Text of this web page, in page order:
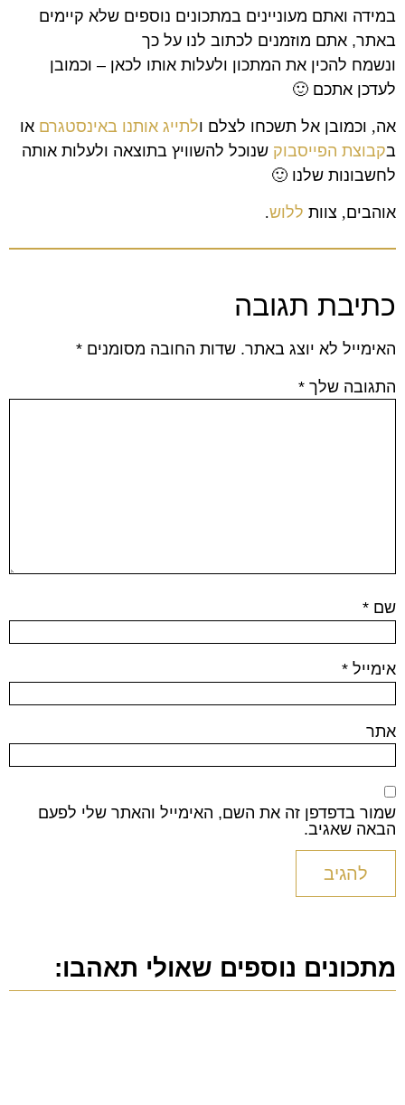
במידה ואתם מעוניינים במתכונים נוספים שלא קיימים
באתר, אתם מוזמנים לכתוב לנו על כך
ונשמח להכין את המתכון ולעלות אותו לכאן – וכמובן
לעדכן אתכם 🙂
אה, וכמובן אל תשכחו לצלם ולתייג אותנו באינסטגרם או
בקבוצת הפייסבוק שנוכל להשוויץ בתוצאה ולעלות אותה
לחשבונות שלנו 🙂
אוהבים, צוות ללוש.
כתיבת תגובה
האימייל לא יוצג באתר. שדות החובה מסומנים *
התגובה שלך *
שם *
אימייל *
אתר
שמור בדפדפן זה את השם, האימייל והאתר שלי לפעם
הבאה שאגיב.
מתכונים נוספים שאולי תאהבו: